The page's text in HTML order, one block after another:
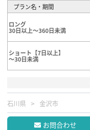
プラン名・期間
ロング
30日以上～360日未満
ショート【7日以上】
～30日未満
石川県 金沢市
お問合わせ